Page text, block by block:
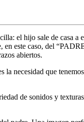
el hijo sale de casa a
este caso, del
abiertos.
necesidad que
de sonidos y